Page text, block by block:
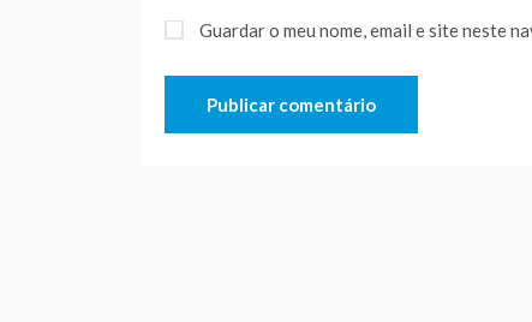
Guardar o meu nome, email e site neste